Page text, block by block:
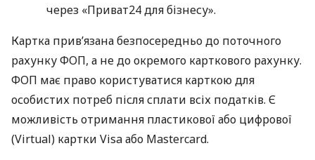
через «Приват24 для бізнесу».
Картка прив’язана безпосередньо до поточного
рахунку ФОП, а не до окремого карткового рахунку.
ФОП має право користуватися карткою для
особистих потреб після сплати всіх податків. Є
можливість отримання пластикової або цифрової
(Virtual) картки Visa або Mastercard.